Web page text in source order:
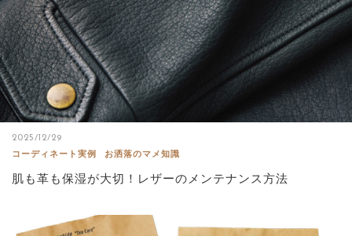
2025/12/29
コーディネート実例
お洒落のマメ知識
肌も革も保湿が大切！レザーのメンテナンス方法